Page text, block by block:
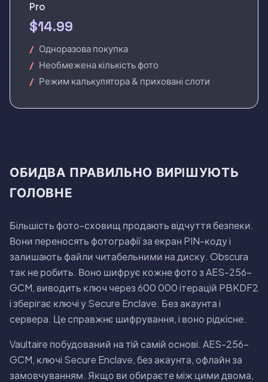
Pro
$14.99
Одноразова покупка
Необмежена кiлькiсть фото
Режим калькулятора & прихованi слоти
ОБИДВА ПРАВИЛЬНО ВИРIШУЮТЬ
ГОЛОВНЕ
Бiльшiсть фото-сховищ продають вiдчуття безпеки.
Вони переносять фотографiї за екран PIN-коду i
залишають файли читабельними на диску. Obscura
так не робить. Воно шифрує кожне фото з AES-256-
GCM, виводить ключ через 600 000 iтерацiй PBKDF2
i зберiгає ключi у Secure Enclave. Без акаунта i
сервера. Це справжнє шифрування, i воно рiдкiсне.
Vaultaire побудований на тiй самiй основi. AES-256-
GCM, ключi Secure Enclave, без акаунта, офлайн за
замовчуванням. Якщо ви обираєте мiж цими двома,